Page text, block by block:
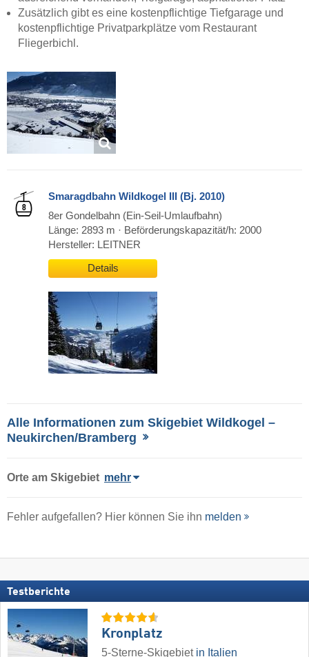
Zusätzlich gibt es eine kostenpflichtige Tiefgarage und
kostenpflichtige Privatparkplätze vom Restaurant
Fliegerbichl.
Smaragdbahn Wildkogel III (Bj. 2010)
8er Gondelbahn (Ein-Seil-Umlaufbahn)
Länge: 2893 m · Beförderungskapazität/h: 2000
Hersteller: LEITNER
Details
Alle Informationen zum Skigebiet Wildkogel –
Neukirchen/​Bramberg
Orte am Skigebiet mehr
Fehler aufgefallen? Hier können Sie ihn melden
Testberichte
Kronplatz
5-Sterne-Skigebiet in Italien